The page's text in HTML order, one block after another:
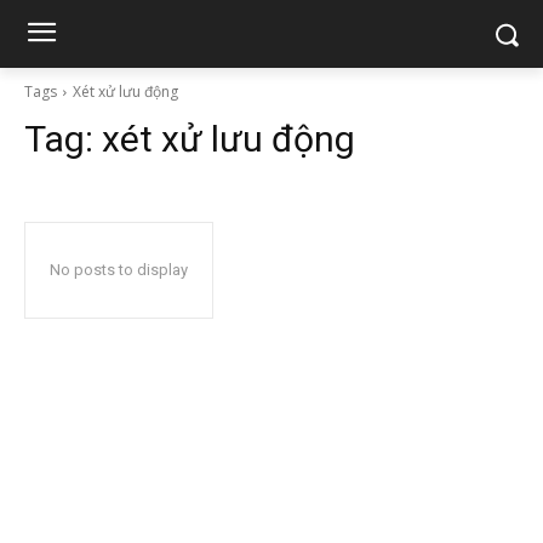
Tags Xét xử lưu động
Tag: xét xử lưu động
No posts to display